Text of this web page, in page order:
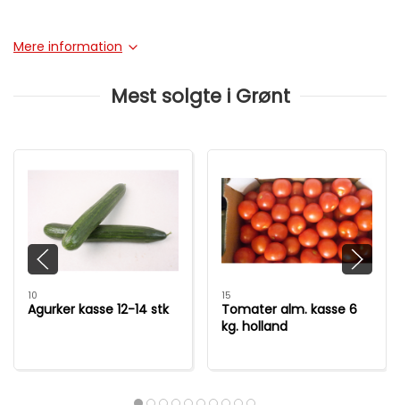
Mere information
Mest solgte i Grønt
10
Agurker kasse 12-14 stk
15
Tomater alm. kasse 6
kg. holland